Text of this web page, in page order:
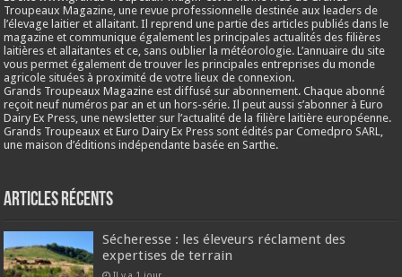
Troupeaux Magazine, une revue professionnelle destinée aux leaders de
l’élevage laitier et allaitant. Il reprend une partie des articles publiés dans le
magazine et communique également les principales actualités des filières
laitières et allaitantes et ce, sans oublier la météorologie. L’annuaire du site
vous permet également de trouver les principales entreprises du monde
agricole situées à proximité de votre lieux de connexion.
Grands Troupeaux Magazine est diffusé sur abonnement. Chaque abonné
reçoit neuf numéros par an et un hors-série. Il peut aussi s’abonner à Euro
Dairy Ex Press, une newsletter sur l’actualité de la filière laitière européenne.
Grands Troupeaux et Euro Dairy Ex Press sont édités par Comedpro SARL,
une maison d’éditions indépendante basée en Sarthe.
Articles récents
Sécheresse : les éleveurs réclament des
expertises de terrain
Il y a 1 jour